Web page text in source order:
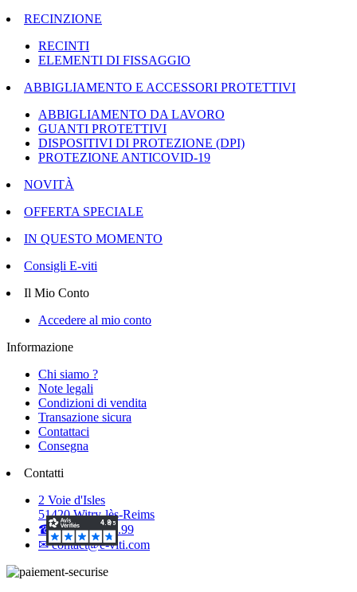
RECINZIONE
RECINTI
ELEMENTI DI FISSAGGIO
ABBIGLIAMENTO E ACCESSORI PROTETTIVI
ABBIGLIAMENTO DA LAVORO
GUANTI PROTETTIVI
DISPOSITIVI DI PROTEZIONE (DPI)
PROTEZIONE ANTICOVID-19
NOVITÀ
OFFERTA SPECIALE
IN QUESTO MOMENTO
Consigli E-viti
Il Mio Conto
Accedere al mio conto
Informazione
Chi siamo ?
Note legali
Condizioni di vendita
Transazione sicura
Contattaci
Consegna
Contatti
2 Voie d'Isles
51420 Witry-lès-Reims
☎ 03.26.50.40.99
✉ contact@e-viti.com